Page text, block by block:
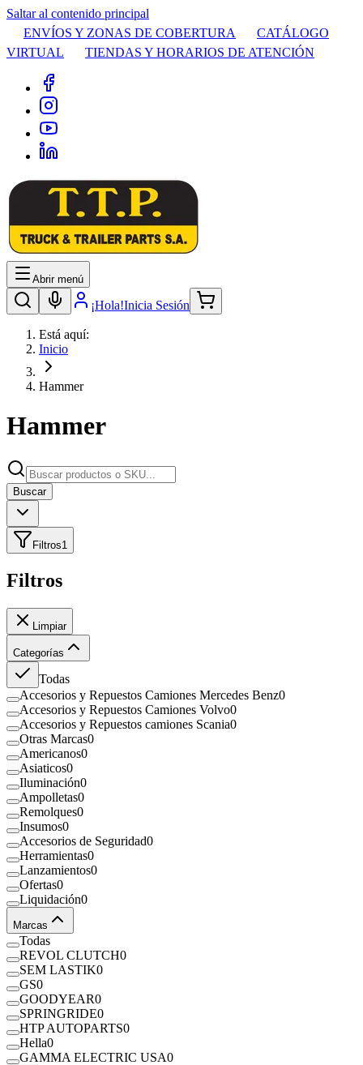
Saltar al contenido principal
ENVÍOS Y ZONAS DE COBERTURA
CATÁLOGO
VIRTUAL
TIENDAS Y HORARIOS DE ATENCIÓN
Abrir menú
¡Hola!Inicia Sesión
Está aquí:
Inicio
Hammer
Hammer
Buscar
Filtros1
Filtros
Limpiar
Categorías
Todas
Accesorios y Repuestos Camiones Mercedes Benz0
Accesorios y Repuestos Camiones Volvo0
Accesorios y Repuestos camiones Scania0
Otras Marcas0
Americanos0
Asiaticos0
Iluminación0
Ampolletas0
Remolques0
Insumos0
Accesorios de Seguridad0
Herramientas0
Lanzamientos0
Ofertas0
Liquidación0
Marcas
Todas
REVOL CLUTCH0
SEM LASTIK0
GS0
GOODYEAR0
SPRINGRIDE0
HTP AUTOPARTS0
Hella0
GAMMA ELECTRIC USA0